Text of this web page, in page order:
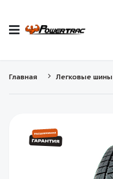
Главная Легковые шины